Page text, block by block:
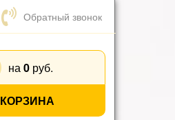
Обратный звонок
на 0руб.
КОРЗИНА